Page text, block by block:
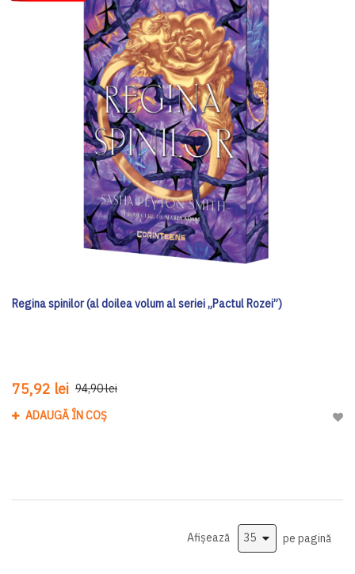
Regina spinilor (al doilea volum al seriei „Pactul Rozei”)
75,92 lei 94,90 lei
ADAUGĂ ÎN COȘ
Afișează pe pagină